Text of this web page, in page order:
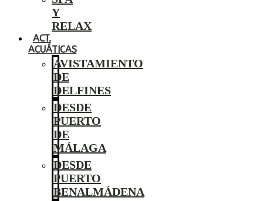
Y
RELAX
ACT.
ACUÁTICAS
AVISTAMIENTO
DE
DELFINES
DESDE
PUERTO
DE
MÁLAGA
DESDE
PUERTO
BENALMÁDENA